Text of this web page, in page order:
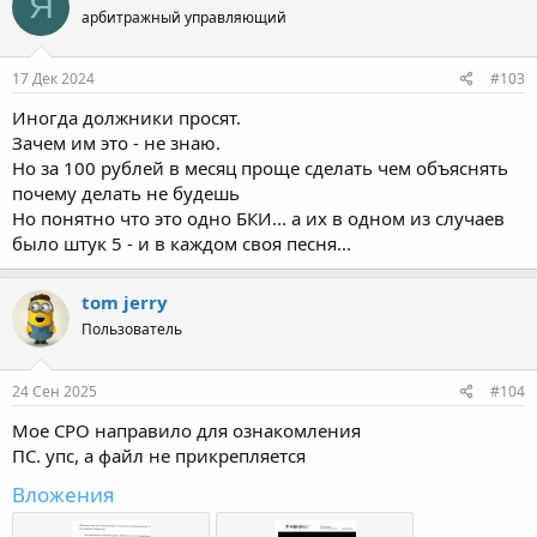
и
и
:
арбитражный управляющий
17 Дек 2024 #103
Иногда должники просят.
Зачем им это - не знаю.
Но за 100 рублей в месяц проще сделать чем объяснять
почему делать не будешь
Но понятно что это одно БКИ... а их в одном из случаев
было штук 5 - и в каждом своя песня...
tom jerry
Пользователь
24 Сен 2025 #104
Мое СРО направило для ознакомления
ПС. упс, а файл не прикрепляется
Вложения